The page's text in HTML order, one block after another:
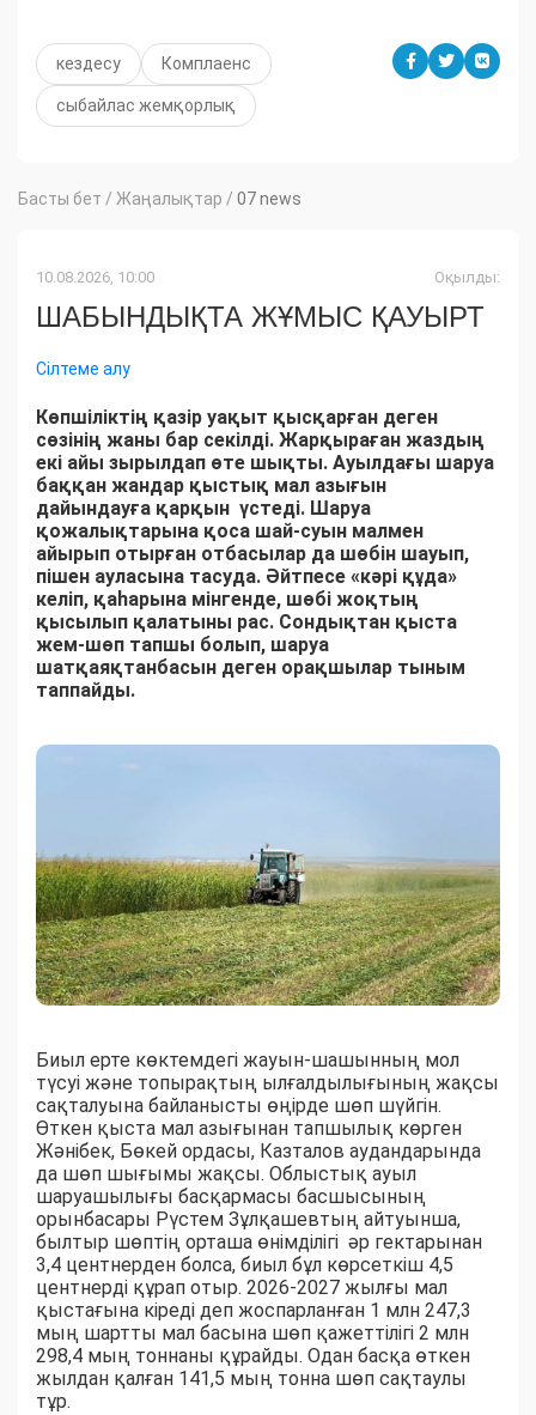
кездесу Комплаенс
сыбайлас жемқорлық
Басты бет / Жаңалықтар / 07 news
10.08.2026, 10:00 Оқылды:
ШАБЫНДЫҚТА ЖҰМЫС ҚАУЫРТ
Сілтеме алу
Көпшіліктің қазір уақыт қысқарған деген
сөзінің жаны бар секілді. Жарқыраған жаздың
екі айы зырылдап өте шықты. Ауылдағы шаруа
баққан жандар қыстық мал азығын
дайындауға қарқын үстеді. Шаруа
қожалықтарына қоса шай-суын малмен
айырып отырған отбасылар да шөбін шауып,
пішен ауласына тасуда. Әйтпесе «кәрі құда»
келіп, қаһарына мінгенде, шөбі жоқтың
қысылып қалатыны рас. Сондықтан қыста
жем-шөп тапшы болып, шаруа
шатқаяқтанбасын деген орақшылар тыным
таппайды.
Биыл ерте көктемдегі жауын-шашынның мол
түсуі және топырақтың ылғалдылығының жақсы
сақталуына байланысты өңірде шөп шүйгін.
Өткен қыста мал азығынан тапшылық көрген
Жәнібек, Бөкей ордасы, Казталов аудандарында
да шөп шығымы жақсы. Облыстық ауыл
шаруашылығы басқармасы басшысының
орынбасары Рүстем Зұлқашевтың айтуынша,
былтыр шөптің орташа өнімділігі әр гектарынан
3,4 центнерден болса, биыл бұл көрсеткіш 4,5
центнерді құрап отыр. 2026-2027 жылғы мал
қыстағына кіреді деп жоспарланған 1 млн 247,3
мың шартты мал басына шөп қажеттілігі 2 млн
298,4 мың тоннаны құрайды. Одан басқа өткен
жылдан қалған 141,5 мың тонна шөп сақтаулы
тұр.